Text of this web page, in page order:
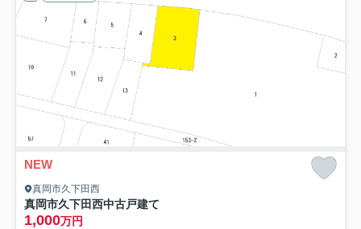
NEW
真岡市久下田西
真岡市久下田西中古戸建て
1,000万円